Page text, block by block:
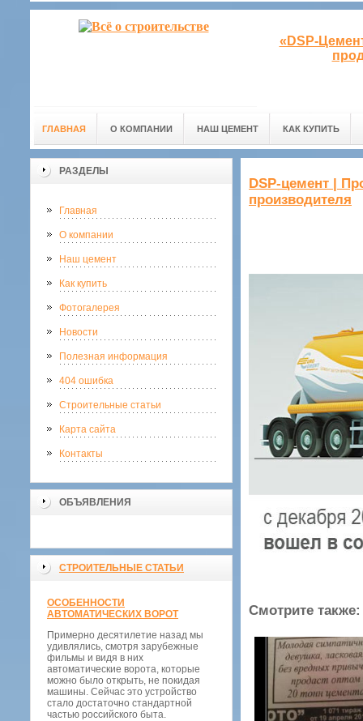
«DSP-
ГЛАВНАЯ О КОМПАНИИ НАШ ЦЕМЕНТ КАК КУПИТЬ
РАЗДЕЛЫ
Главная
О компании
Наш цемент
Как купить
Фотогалерея
Новости
Полезная информация
404 ошибка
Строительные статьи
Карта сайта
Контакты
ОБЪЯВЛЕНИЯ
СТРОИТЕЛЬНЫЕ СТАТЬИ
ОСОБЕННОСТИ
АВТОМАТИЧЕСКИХ ВОРОТ
Примерно десятилетие назад мы
удивлялись, смотря зарубежные
фильмы и видя в них
автоматические ворота, которые
можно было открыть, не покидая
машины. Сейчас это устройство
стало достаточно стандартной
частью российского быта.
DSP-цемент |
производителя
Смотрите также: